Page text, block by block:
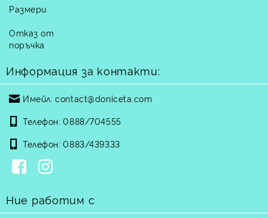
Размери
Отказ от
поръчка
Информация за контакти:
Имейл: contact@doniceta.com
Телефон: 0888/704555
Телефон: 0883/439333
Ние работим с